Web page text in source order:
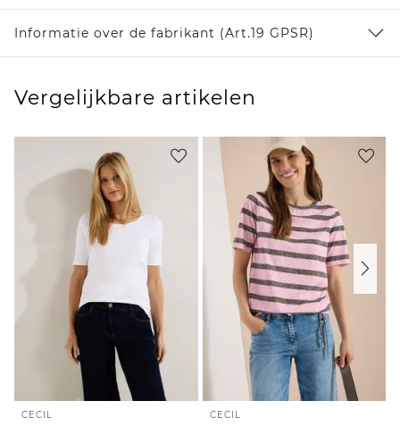
Informatie over de fabrikant (Art.19 GPSR)
Vergelijkbare artikelen
CECIL CECIL